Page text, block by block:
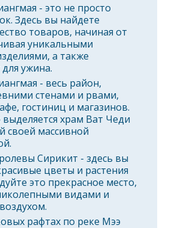
- это не просто
Здесь вы найдете
товаров, начиная от
уникальными
а также
ужина.
- весь район,
стенами и рвами,
гостиниц и магазинов.
храм Ват Чеди
своей массивной
Сирикит - здесь вы
цветы и растения
это прекрасное место,
видами и
рафтах по реке Мээ